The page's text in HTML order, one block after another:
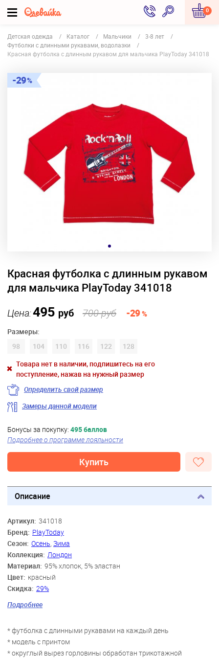
0
Детская одежда Каталог Мальчики
3-8 лет
Футболки с длинными рукавами, водолазки
Красная футболка с длинным рукавом для мальчика PlayToday 341018
29
Красная футболка с длинным рукавом
для мальчика PlayToday 341018
Цена:495 руб 700 руб -29%
Размеры:
98
104 110 116 122
128
Товара нет в наличии, подпишитесь на его
поступление, нажав на нужный размер
Определить свой размер
Замеры данной модели
Бонусы за покупку: 495 баллов
Подробнее о программе лояльности
Купить
Описание
Артикул: 341018
Бренд: PlayToday
Сезон: Осень Зима
Коллекция: Лондон
Материал: 95% хлопок, 5% эластан
Цвет: красный
Скидка: 29%
Возраст: 3 года, 4 года, 5 лет, 6 лет, 7 лет, 8 лет
Подробнее
* футболка с длинными рукавами на каждый день
* модель с принтом
* округлый вырез горловины обработан трикотажной